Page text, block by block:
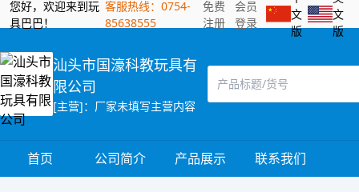
您好，欢迎来到玩
具巴巴！
客服热线：0754-
85638555
免费
注册
会员
登录
文
版
文
版
汕头市国濠科教玩具有
限公司
[主营]：厂家未填写主营内容
首页 公司简介 产品展示 联系我们